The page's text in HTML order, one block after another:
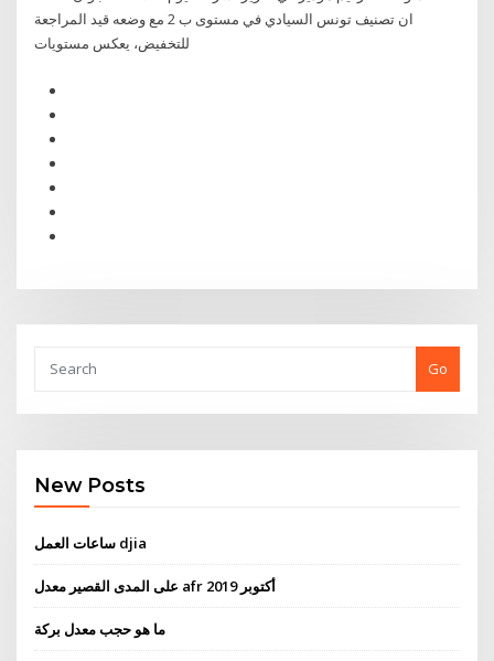
ان تصنيف تونس السيادي في مستوى ب 2 مع وضعه قيد المراجعة
Go
New Posts
ساعات العمل djia
على المدى القصير معدل afr أكتوبر 2019
ما هو حجب معدل بركة